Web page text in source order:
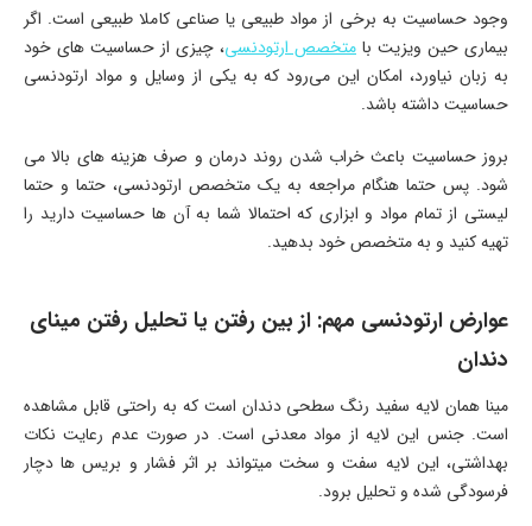
وجود حساسیت به برخی از مواد طبیعی یا صناعی کاملا طبیعی است. اگر
بیماری حین ویزیت با متخصص ارتودنسی، چیزی از حساسیت های خود
به زبان نیاورد، امکان این می‌رود که به یکی از وسایل و مواد ارتودنسی
حساسیت داشته باشد.
بروز حساسیت باعث خراب شدن روند درمان و صرف هزینه های بالا می
شود. پس حتما هنگام مراجعه به یک متخصص ارتودنسی، حتما و حتما
لیستی از تمام مواد و ابزاری که احتمالا شما به آن ها حساسیت دارید را
تهیه کنید و به متخصص خود بدهید.
عوارض ارتودنسی مهم: از بین رفتن یا تحلیل رفتن مینای
دندان
مینا همان لایه سفید رنگ سطحی دندان است که به راحتی قابل مشاهده
است. جنس این لایه از مواد معدنی است. در صورت عدم رعایت نکات
بهداشتی، این لایه سفت و سخت میتواند بر اثر فشار و بریس ها دچار
فرسودگی شده و تحلیل برود.